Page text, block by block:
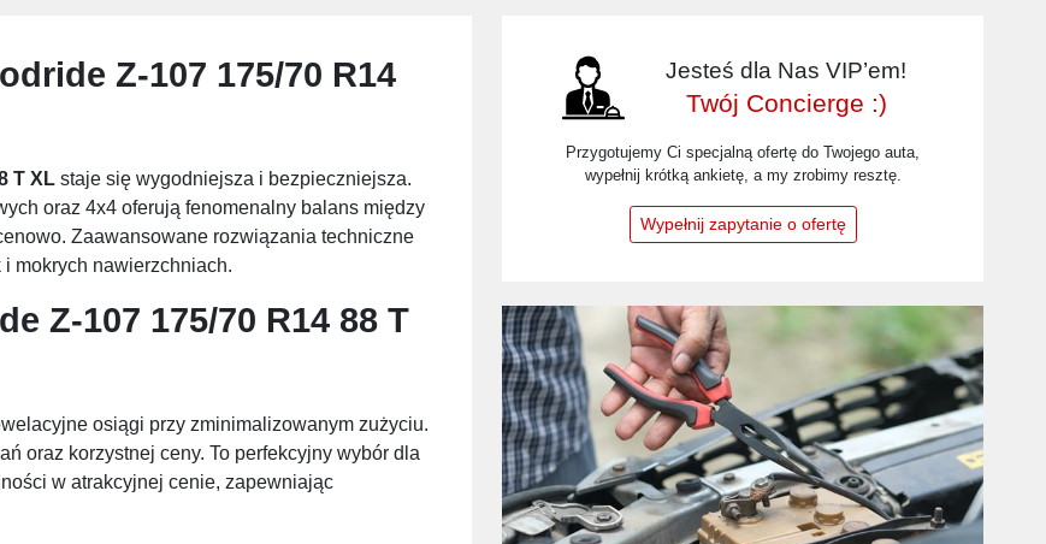
Z-107 175/70 R14
T XL staje się wygodniejsza i bezpieczniejsza.
oraz 4x4 oferują fenomenalny balans między
Zaawansowane rozwiązania techniczne
mokrych nawierzchniach.
Z-107 175/70 R14 88 T
osiągi przy zminimalizowanym zużyciu.
oraz korzystnej ceny. To perfekcyjny wybór dla
w atrakcyjnej cenie, zapewniając
Jesteś dla Nas VIP’em!
Twój Concierge :)
Przygotujemy Ci specjalną ofertę do Twojego auta,
wypełnij krótką ankietę, a my zrobimy resztę.
Wypełnij zapytanie o ofertę